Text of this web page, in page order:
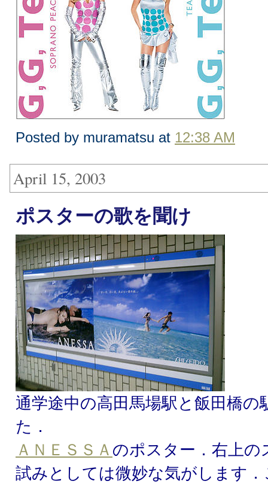
Posted by muramatsu at 12:38 AM
April 15, 2003
ポスターの歌を聞け
通学途中の高田馬場駅と飯田橋
た．
ＡＮＥＳＳＡのポスター．右上
試みとしては微妙な気がします